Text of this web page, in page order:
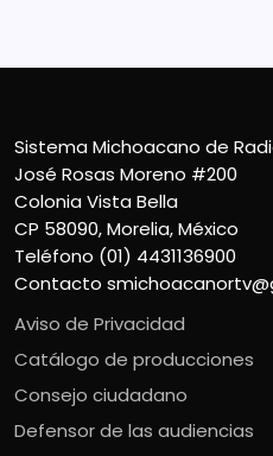
Sistema Michoacano de
José Rosas Moreno #200
Colonia Vista Bella
CP 58090, Morelia, México
Teléfono (01) 4431136900
Contacto
Aviso de Privacidad
Catálogo de producciones
Consejo ciudadano
Defensor de las audiencias